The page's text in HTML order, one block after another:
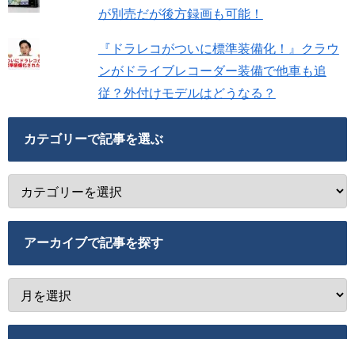
が別売だが後方録画も可能！
『ドラレコがついに標準装備化！』クラウ
ンがドライブレコーダー装備で他車も追
従？外付けモデルはどうなる？
カテゴリーで記事を選ぶ
アーカイブで記事を探す